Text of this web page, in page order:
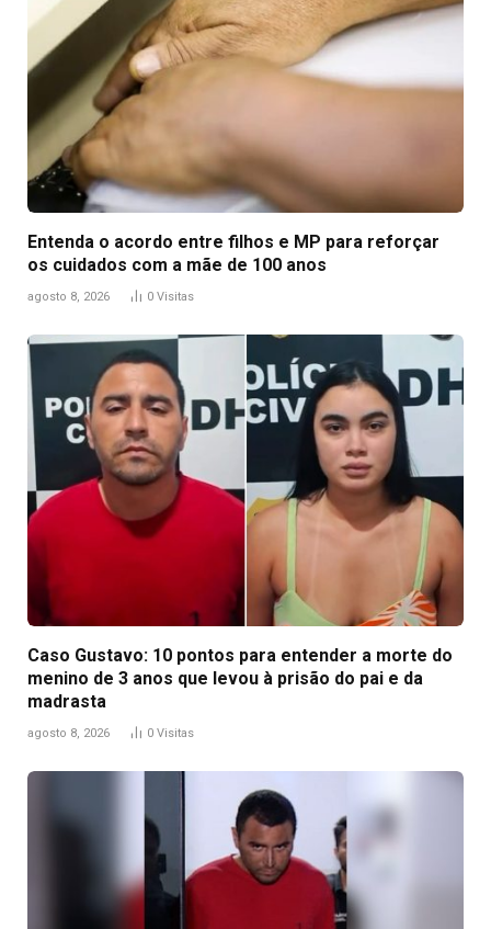
Entenda o acordo entre filhos e MP para reforçar
os cuidados com a mãe de 100 anos
agosto 8, 2026 0 Visitas
Caso Gustavo: 10 pontos para entender a morte do
menino de 3 anos que levou à prisão do pai e da
madrasta
agosto 8, 2026 0 Visitas